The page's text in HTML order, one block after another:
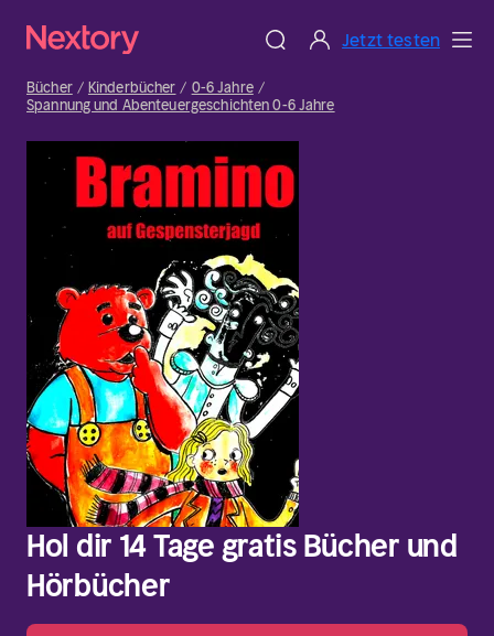
Jetzt testen
Bücher Kinderbücher
0-6 Jahre
Spannung und Abenteuergeschichten 0-6 Jahre
Hol dir 14 Tage gratis Bücher und
Hörbücher